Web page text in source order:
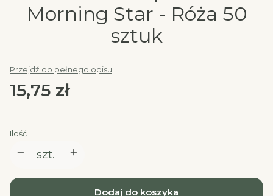
Morning Star - Róża 50
sztuk
Przejdź do pełnego opisu
Cena
15,75 zł
Ilość
szt.
Dodaj do koszyka